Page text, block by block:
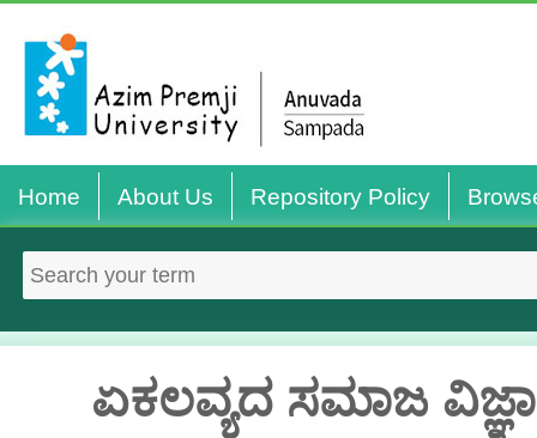
Home About Us Repository Policy
ಏಕಲವ್ಯದ ಸಮಾಜ